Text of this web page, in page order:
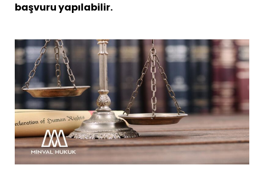
başvuru yapılabilir.